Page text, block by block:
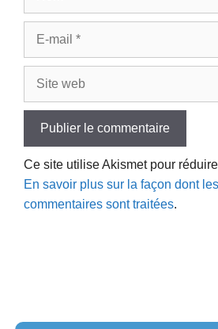
Ce site utilise Akismet pour
En savoir plus sur la façon dont
commentaires sont traitées.